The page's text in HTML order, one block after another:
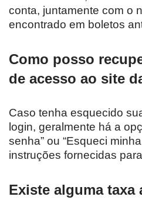
conta, juntamente com o
encontrado em boletos
Como posso
de acesso ao site
Caso tenha esquecido
login, geralmente há a
senha” ou “Esqueci
instruções fornecidas
Existe alguma taxa